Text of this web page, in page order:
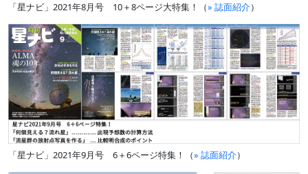
「星ナビ」2021年8月号 10＋8ページ大特集！（» 誌面紹介）
「星ナビ」2021年9月号 6＋6ページ特集！（» 誌面紹介）